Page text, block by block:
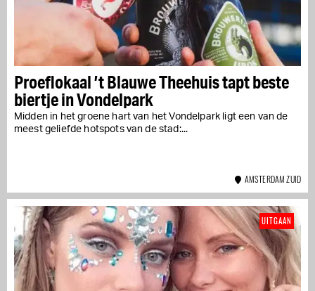
biertje in Vondelpark
Midden in het groene hart van het Vondelpark ligt een van de
meest geliefde hotspots van de stad:...
AMSTERDAM ZUID